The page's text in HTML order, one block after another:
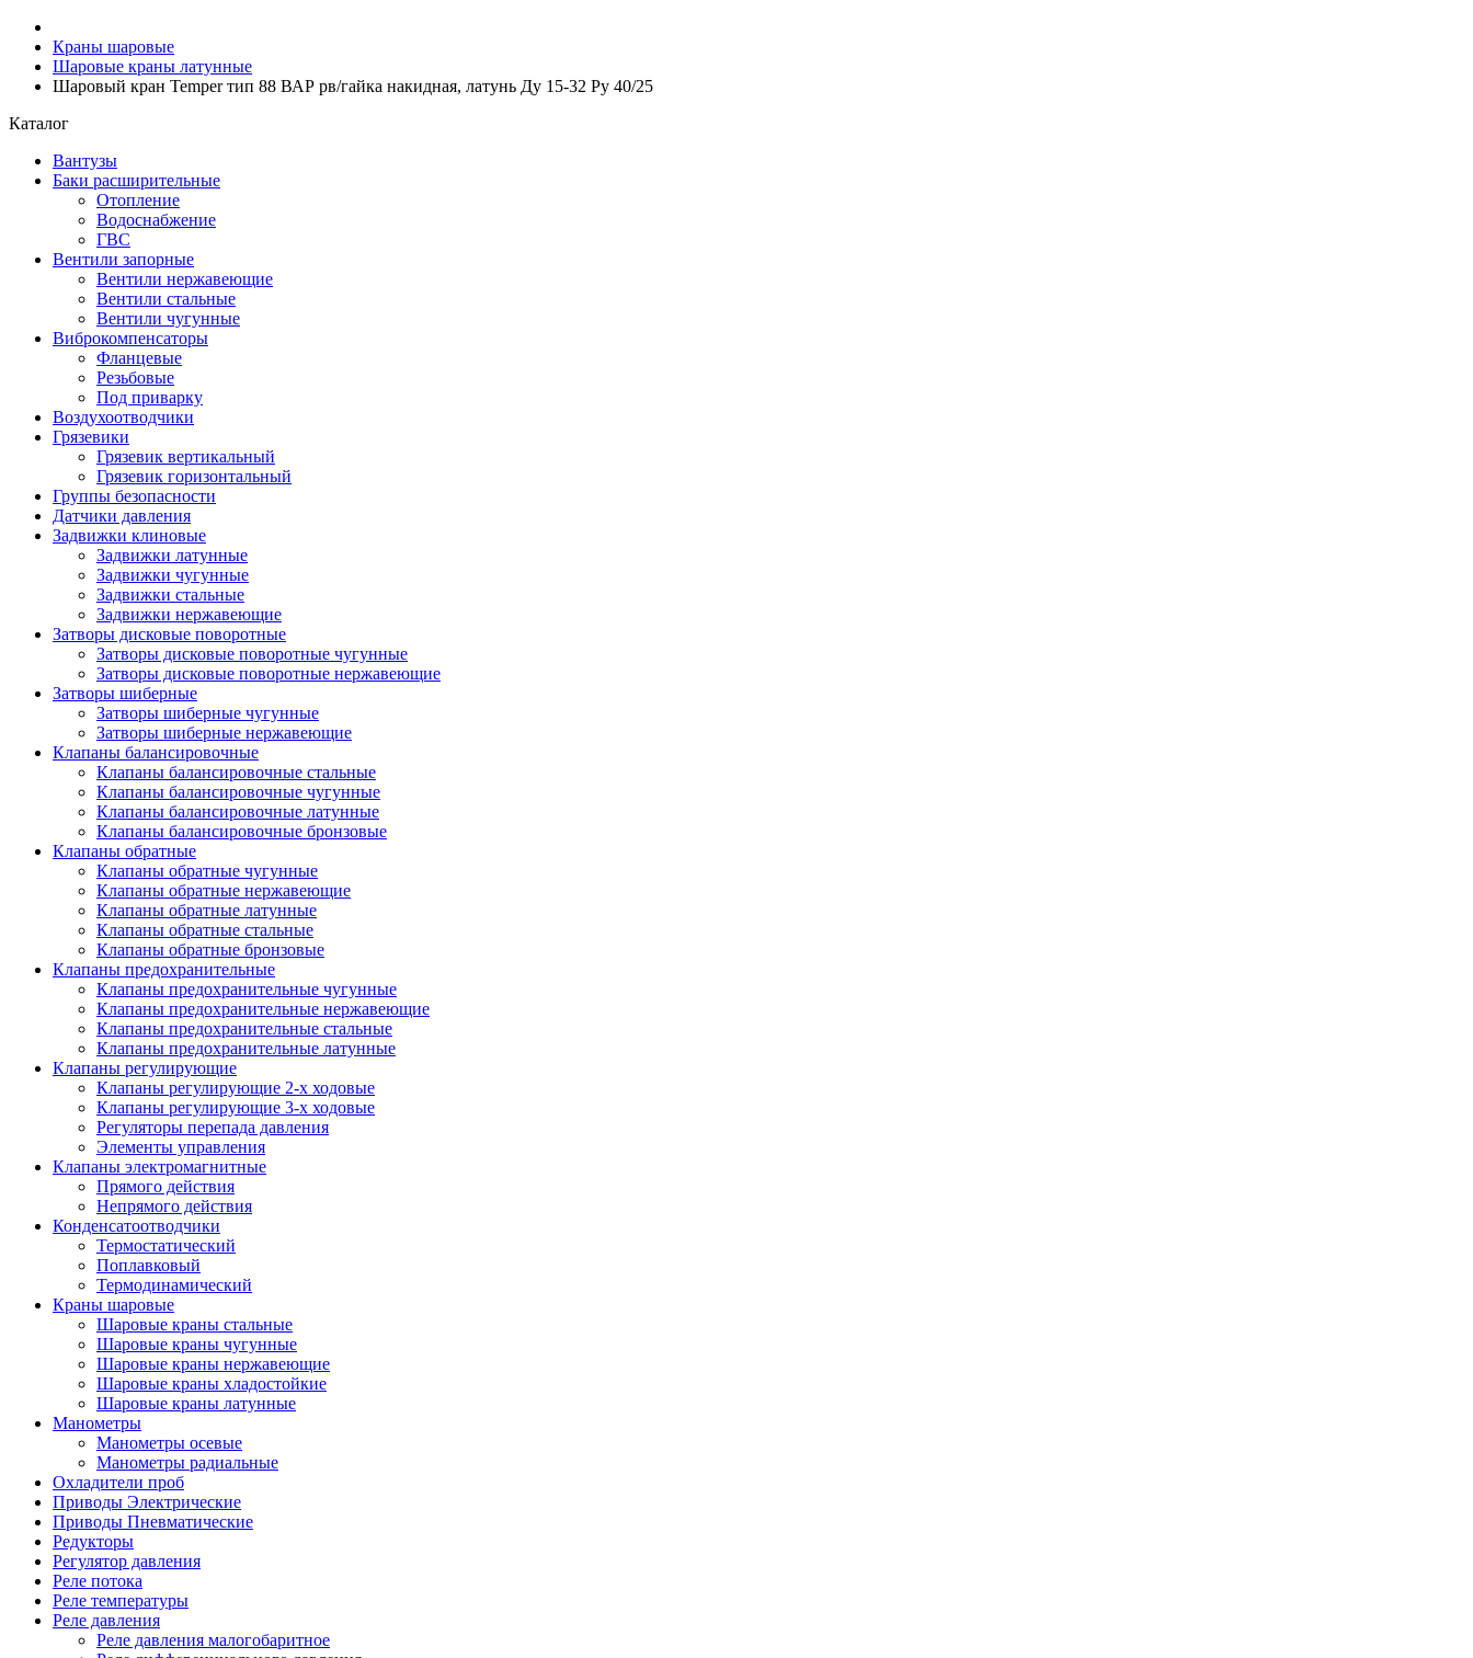
Краны шаровые
Шаровые краны латунные
Шаровый кран Temper тип 88 ВАР рв/гайка накидная, латунь Ду 15-32 Ру 40/25
Каталог
Вантузы
Баки расширительные
Отопление
Водоснабжение
ГВС
Вентили запорные
Вентили нержавеющие
Вентили стальные
Вентили чугунные
Виброкомпенсаторы
Фланцевые
Резьбовые
Под приварку
Воздухоотводчики
Грязевики
Грязевик вертикальный
Грязевик горизонтальный
Группы безопасности
Датчики давления
Задвижки клиновые
Задвижки латунные
Задвижки чугунные
Задвижки стальные
Задвижки нержавеющие
Затворы дисковые поворотные
Затворы дисковые поворотные чугунные
Затворы дисковые поворотные нержавеющие
Затворы шиберные
Затворы шиберные чугунные
Затворы шиберные нержавеющие
Клапаны балансировочные
Клапаны балансировочные стальные
Клапаны балансировочные чугунные
Клапаны балансировочные латунные
Клапаны балансировочные бронзовые
Клапаны обратные
Клапаны обратные чугунные
Клапаны обратные нержавеющие
Клапаны обратные латунные
Клапаны обратные стальные
Клапаны обратные бронзовые
Клапаны предохранительные
Клапаны предохранительные чугунные
Клапаны предохранительные нержавеющие
Клапаны предохранительные стальные
Клапаны предохранительные латунные
Клапаны регулирующие
Клапаны регулирующие 2-х ходовые
Клапаны регулирующие 3-х ходовые
Регуляторы перепада давления
Элементы управления
Клапаны электромагнитные
Прямого действия
Непрямого действия
Конденсатоотводчики
Термостатический
Поплавковый
Термодинамический
Краны шаровые
Шаровые краны стальные
Шаровые краны чугунные
Шаровые краны нержавеющие
Шаровые краны хладостойкие
Шаровые краны латунные
Манометры
Манометры осевые
Манометры радиальные
Охладители проб
Приводы Электрические
Приводы Пневматические
Редукторы
Регулятор давления
Реле потока
Реле температуры
Реле давления
Реле давления малогобаритное